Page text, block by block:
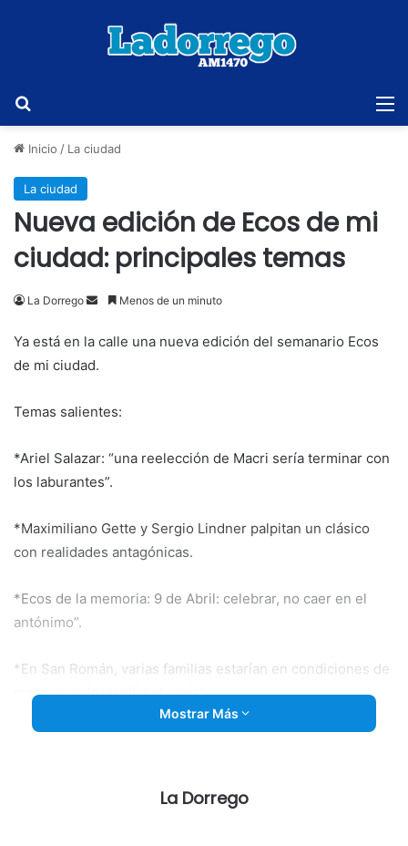
Inicio / La ciudad
La ciudad
Nueva edición de Ecos de mi
ciudad: principales temas
La Dorrego
Send
email
Menos de un minuto
Ya está en la calle una nueva edición del semanario Ecos
de mi ciudad.
Temas salientes:
*Ariel Salazar: “una reelección de Macri sería terminar con
los laburantes”.
*Maximiliano Gette y Sergio Lindner palpitan un clásico
con realidades antagónicas.
*Ecos de la memoria: 9 de Abril: celebrar, no caer en el
antónimo”.
*En San Román, varias familias estarían en condiciones de
marcada vulnerabilidad social.
Mostrar Más
La Dorrego